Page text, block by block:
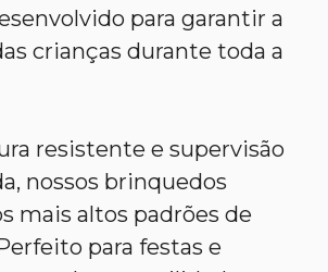
para garantir a
crianças durante toda a
resistente e supervisão
nossos brinquedos
mais altos padrões de
para festas e